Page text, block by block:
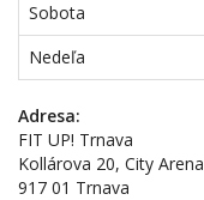
Sobota
Nedeľa
Adresa:
FIT UP! Trnava
Kollárova 20, City Arena
917 01 Trnava